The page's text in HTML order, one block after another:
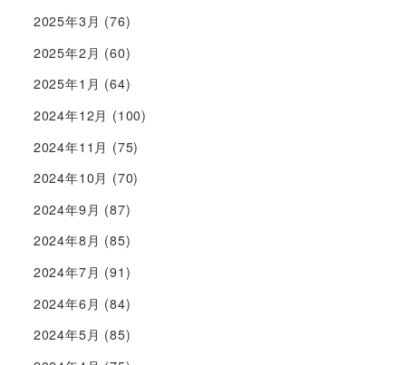
2025年3月 (76)
2025年2月 (60)
2025年1月 (64)
2024年12月 (100)
2024年11月 (75)
2024年10月 (70)
2024年9月 (87)
2024年8月 (85)
2024年7月 (91)
2024年6月 (84)
2024年5月 (85)